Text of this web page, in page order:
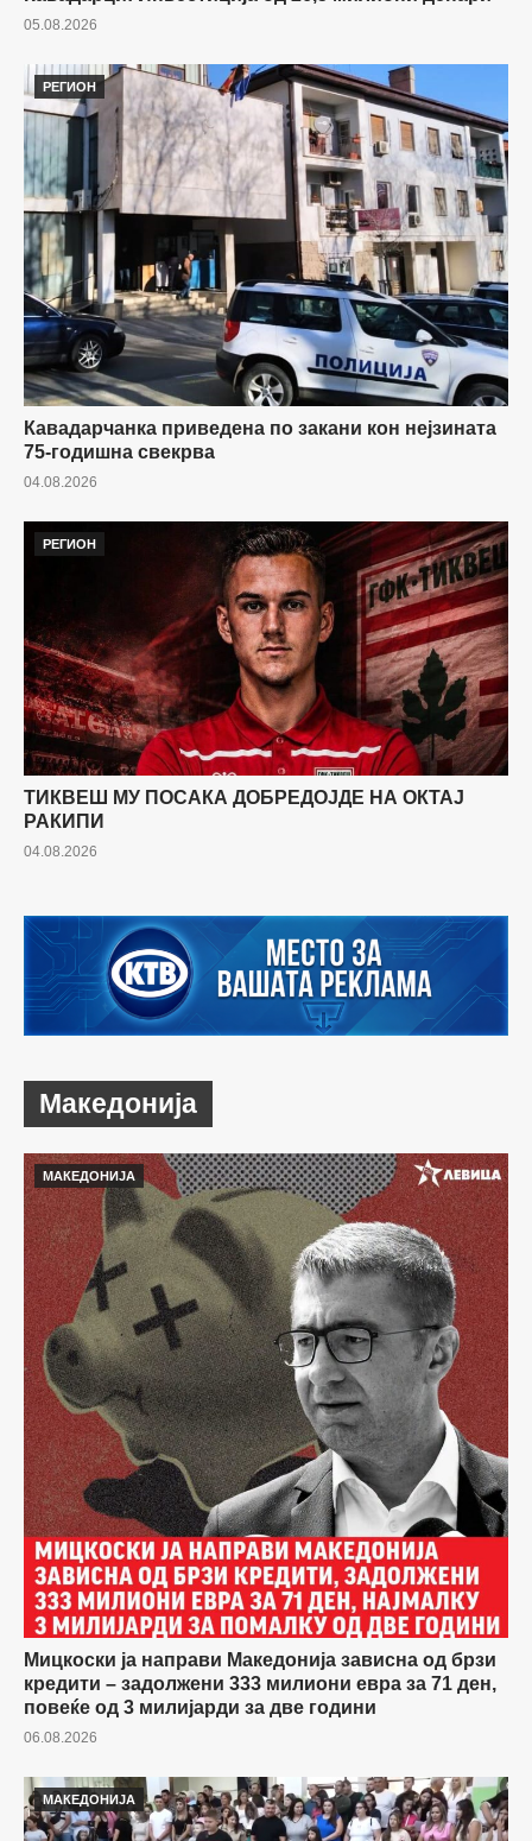
05.08.2026
РЕГИОН
Кавадарчанка приведена по закани кон нејзината
75-годишна свекрва
04.08.2026
РЕГИОН
ТИКВЕШ МУ ПОСАКА ДОБРЕДОЈДЕ НА ОКТАЈ
РАКИПИ
04.08.2026
Македонија
МАКЕДОНИЈА
Мицкоски ја направи Македонија зависна од брзи
кредити – задолжени 333 милиони евра за 71 ден,
повеќе од 3 милијарди за две години
06.08.2026
МАКЕДОНИЈА